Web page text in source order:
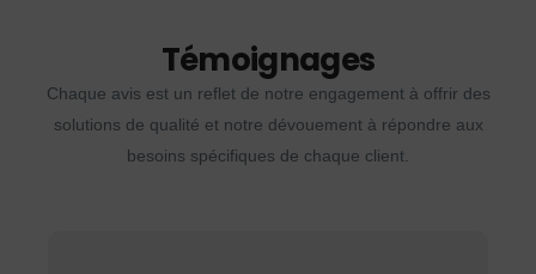
Témoignages
Chaque avis est un reflet de notre engagement à offrir des
solutions de qualité et notre dévouement à répondre aux
besoins spécifiques de chaque client.